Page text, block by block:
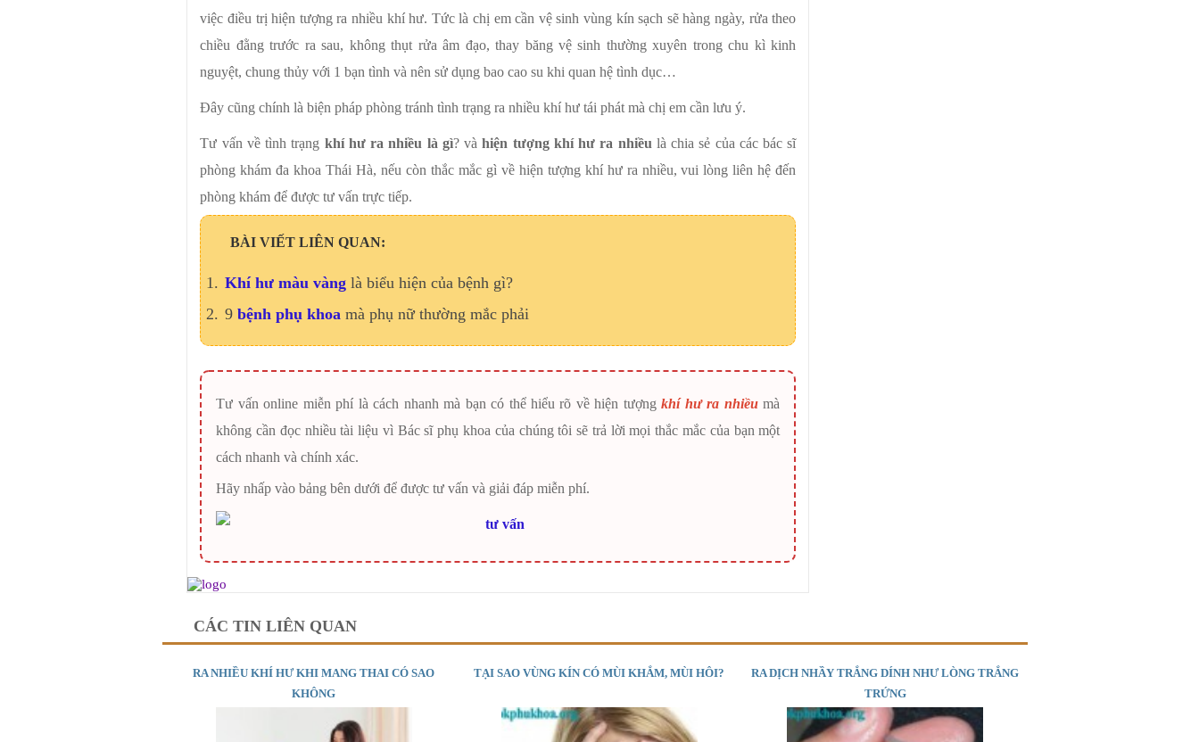
việc điều trị hiện tượng ra nhiều khí hư. Tức là chị em cần vệ sinh vùng kín sạch sẽ hàng ngày, rửa theo
chiều đằng trước ra sau, không thụt rửa âm đạo, thay băng vệ sinh thường xuyên trong chu kì kinh
nguyệt, chung thủy với 1 bạn tình và nên sử dụng bao cao su khi quan hệ tình dục…
Đây cũng chính là biện pháp phòng tránh tình trạng ra nhiều khí hư tái phát mà chị em cần lưu ý.
Tư vấn về tình trạng khí hư ra nhiều là gì? vàhiện tượng khí hư ra nhiều là chia sẻ của các bác sĩ
phòng khám đa khoa Thái Hà, nếu còn thắc mắc gì về hiện tượng khí hư ra nhiều, vui lòng liên hệ đến
phòng khám để được tư vấn trực tiếp.
BÀI VIẾT LIÊN QUAN:
Khí hư màu vàng là biểu hiện của bệnh gì?
9bệnh phụ khoa mà phụ nữ thường mắc phải
Tư vấn online miễn phí là cách nhanh mà bạn có thể hiểu rõ về hiện tượngkhí hư ra nhiềumà
không cần đọc nhiều tài liệu vì Bác sĩ phụ khoa của chúng tôi sẽ trả lời mọi thắc mắc của bạn một
cách nhanh và chính xác.
Hãy nhấp vào bảng bên dưới để được tư vấn và giải đáp miễn phí.
CÁC TIN LIÊN QUAN
RA NHIỀU KHÍ HƯ KHI MANG THAI CÓ SAO
KHÔNG
TẠI SAO VÙNG KÍN CÓ MÙI KHẮM, MÙI HÔI?
RA DỊCH NHẦY TRẮNG DÍNH NHƯ LÒNG TRẮNG
TRỨNG